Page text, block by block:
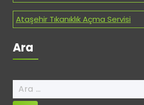
Ataşehir Tıkanıklık Açma Servisi
Ara
Arama: